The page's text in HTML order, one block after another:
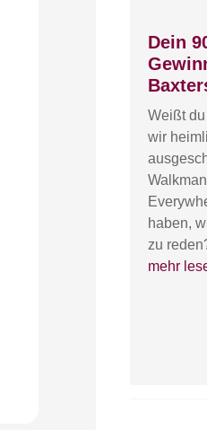
Dein
Weißt
wir
haben,
zu
mehr